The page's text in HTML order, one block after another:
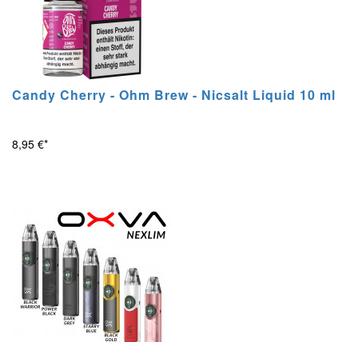
Candy Cherry - Ohm Brew - Nicsalt Liquid 10 ml
8,95 €*